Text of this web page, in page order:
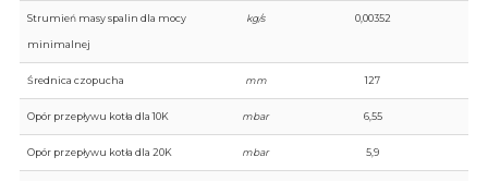
Strumień masy spalin dla mocy
minimalnej
kg/s 0,00352
Średnica czopucha mm 127
Opór przepływu kotła dla 10K mbar 6,55
Opór przepływu kotła dla 20K mbar 5,9